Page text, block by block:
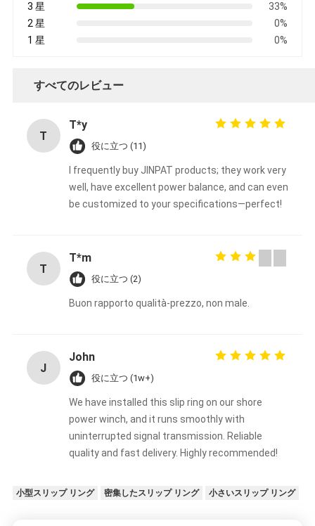
3 星
33%
2 星
0%
1 星
0%
すべてのレビュー
T
T*y
役に立つ (11)
I frequently buy JINPAT products; they work very
well, have excellent power balance, and can even
be customized to your specifications—perfect!
T
T*m
役に立つ (2)
Buon rapporto qualità-prezzo, non male.
J
John
役に立つ (1w+)
We have installed this slip ring on our shore
power winch, and it runs smoothly with
uninterrupted signal transmission. Reliable
quality and fast delivery. Highly recommended!
小型スリップ リング 密集したスリップ リング 小さいスリップ リング